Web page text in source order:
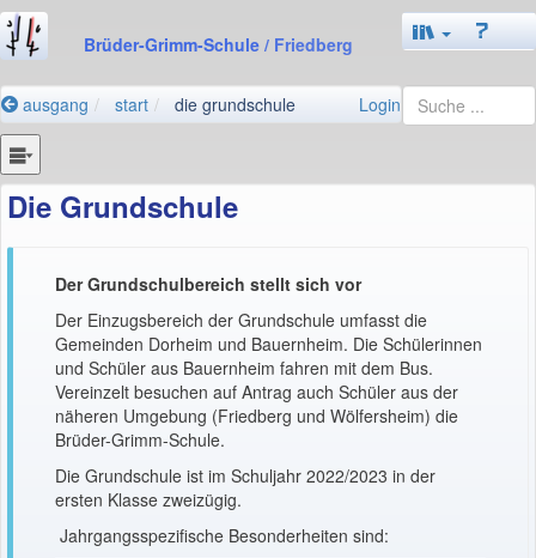
Brüder-Grimm-Schule / Friedberg
ausgang start die grundschule Login
Die Grundschule
Der Grundschulbereich stellt sich vor
Der Einzugsbereich der Grundschule umfasst die
Gemeinden Dorheim und Bauernheim. Die Schülerinnen
und Schüler aus Bauernheim fahren mit dem Bus.
Vereinzelt besuchen auf Antrag auch Schüler aus der
näheren Umgebung (Friedberg und Wölfersheim) die
Brüder-Grimm-Schule.
Die Grundschule ist im Schuljahr 2022/2023 in der
ersten Klasse zweizügig.
Jahrgangsspezifische Besonderheiten sind: